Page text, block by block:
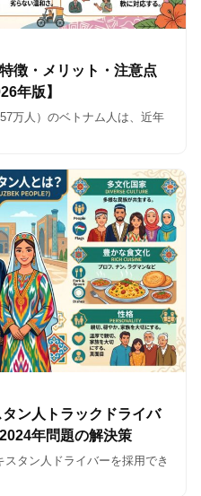
徴・メリット・注意点
年版】
万人）のベトナム人は、近年
タン人トラックドライバ
年問題の解決策
タン人ドライバーを採用でき